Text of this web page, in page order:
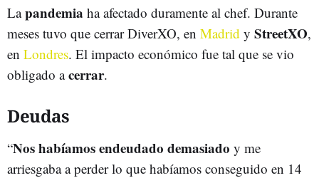
Lapandemia ha afectado duramente al chef. Durante
meses tuvo que cerrar DiverXO, en Madrid y StreetXO,
en Londres. El impacto económico fue tal que se vio
obligado acerrar.
Deudas
“Nos habíamos endeudado demasiado y me
arriesgaba a perder lo que habíamos conseguido en 14